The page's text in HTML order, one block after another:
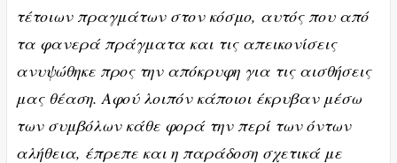
τέτοιων πραγμάτων στον κόσμο, αυτός που από
τα φανερά πράγματα και τις απεικονίσεις
ανυψώθηκε προς την απόκρυφη για τις αισθήσεις
μας θέαση. Αφού λοιπόν κάποιοι έκρυβαν μέσω
των συμβόλων κάθε φορά την περί των όντων
αλήθεια, έπρεπε και η παράδοση σχετικά με